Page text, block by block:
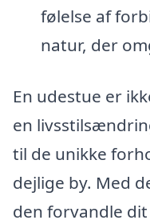
følelse af
natur, der
En udestue er
en
til de unikke
dejlige by. Med
den forvandle